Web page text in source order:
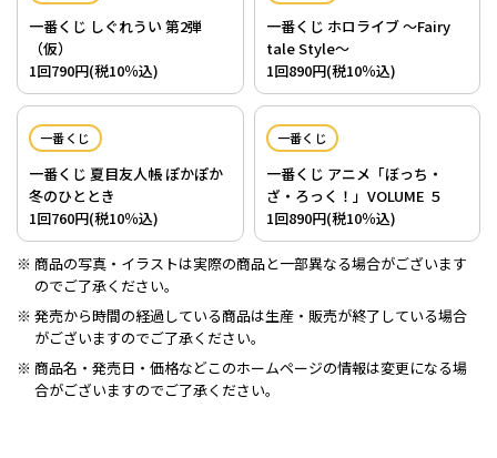
一番くじ しぐれうい 第2弾
（仮）
1回790円(税10％込)
一番くじ ホロライブ ～Fairy
tale Style～
1回890円(税10％込)
一番くじ
一番くじ 夏目友人帳 ぽかぽか
冬のひととき
1回760円(税10％込)
一番くじ
一番くじ アニメ「ぼっち・
ざ・ろっく！」VOLUME ５
1回890円(税10％込)
商品の写真・イラストは実際の商品と一部異なる場合がございます
のでご了承ください。
発売から時間の経過している商品は生産・販売が終了している場合
がございますのでご了承ください。
商品名・発売日・価格などこのホームページの情報は変更になる場
合がございますのでご了承ください。